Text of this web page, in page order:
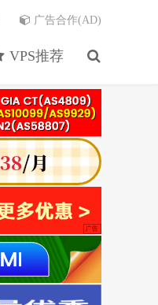
VPS推荐
广告合作(AD)